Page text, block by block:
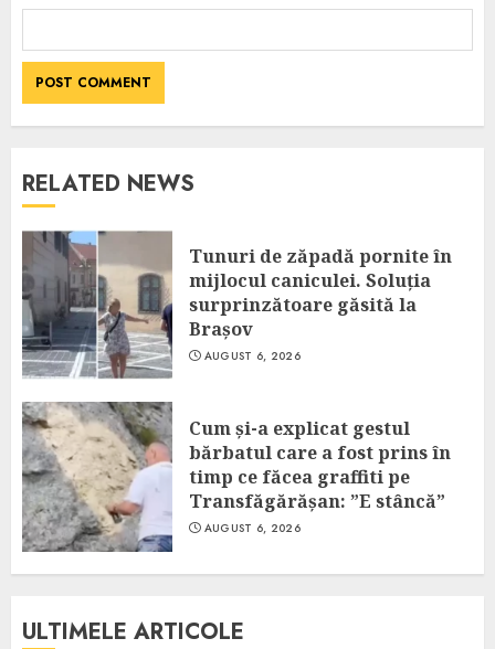
RELATED NEWS
Tunuri de zăpadă pornite în
mijlocul caniculei. Soluția
surprinzătoare găsită la
Brașov
AUGUST 6, 2026
Cum și-a explicat gestul
bărbatul care a fost prins în
timp ce făcea graffiti pe
Transfăgărășan: ”E stâncă”
AUGUST 6, 2026
ULTIMELE ARTICOLE